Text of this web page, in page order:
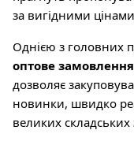
за вигідними
Однією з головних
оптове
дозволяє
новинки, швидко
великих складських